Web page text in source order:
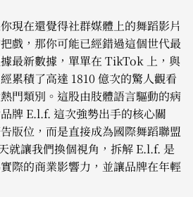
現在還覺得社群媒體上的舞蹈影片
戲，那你可能已經錯過這個世代最
最新數據，單單在 TikTok 上，與
累積了高達 1810 億次的驚人觀看
門類別。這股由肢體語言驅動的病
牌 E.l.f. 這次強勢出手的核心關
版位，而是直接成為國際舞蹈聯盟
就讓我們換個視角，拆解 E.l.f. 是
際的商業影響力，並讓品牌在年輕